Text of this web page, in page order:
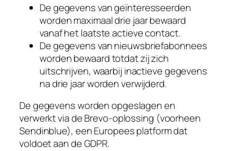
De gegevens van geïnteresseerden
worden maximaal drie jaar bewaard
vanaf het laatste actieve contact.
De gegevens van nieuwsbriefabonnees
worden bewaard totdat zij zich
uitschrijven, waarbij inactieve gegevens
na drie jaar worden verwijderd.
De gegevens worden opgeslagen en
verwerkt via de Brevo-oplossing (voorheen
Sendinblue), een Europees platform dat
voldoet aan de GDPR.